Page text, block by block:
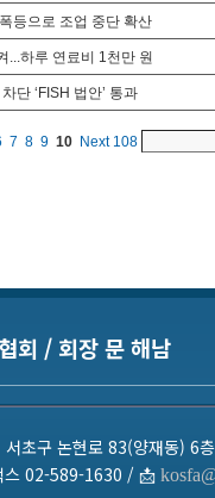
등으로 조업 중단 확산
...하루 연료비 1천만 원
단 ‘FISH 법안’ 통과
7 8 9 10 Next 108
회 / 회장 문 해남
초구 논현로 83(양재동) 6층
02-589-1630 / 📩